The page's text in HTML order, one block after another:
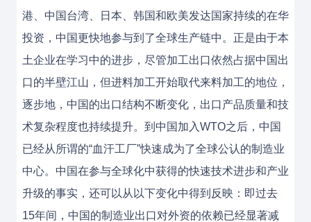
港、中国台湾、日本、韩国和欧美发达国家持续的在华
投资，中国更快地参与到了全球生产链中。正是由于本
土企业在学习中的进步，尽管加工出口依然占据中国出
口的半壁江山，但进料加工开始取代来料加工的地位，
逐步地，中国的出口结构不断变化，出口产品质量和技
术复杂程度也持续提升。到中国加入WTO之后，中国
已经从所谓的“血汗工厂”快速成为了全球公认的制造业
中心。中国在参与全球化中获得的快速技术进步和产业
升级的事实，还可以从以下变化中得到反映：即过去
15年间，中国的制造业出口对外资的依赖已经显著减